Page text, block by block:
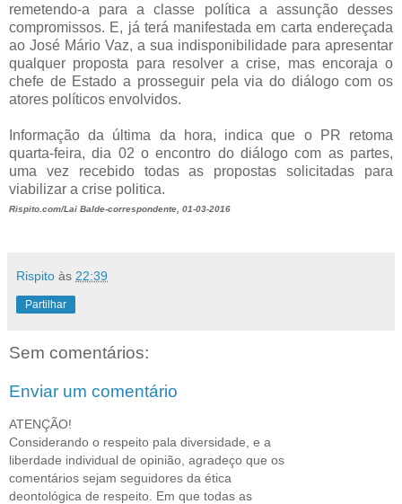
remetendo-a para a classe política a assunção desses
compromissos. E, já terá manifestada em carta endereçada
ao José Mário Vaz, a sua indisponibilidade para apresentar
qualquer proposta para resolver a crise, mas encoraja o
chefe de Estado a prosseguir pela via do diálogo com os
atores políticos envolvidos.
Informação da última da hora, indica que o PR retoma
quarta-feira, dia 02 o encontro do diálogo com as partes,
uma vez recebido todas as propostas solicitadas para
viabilizar a crise politica.
Rispito.com/Lai Balde-correspondente, 01-03-2016
Rispito às 22:39
Partilhar
Sem comentários:
Enviar um comentário
ATENÇÃO!
Considerando o respeito pala diversidade, e a
liberdade individual de opinião, agradeço que os
comentários sejam seguidores da ética
deontológica de respeito. Em que todas as